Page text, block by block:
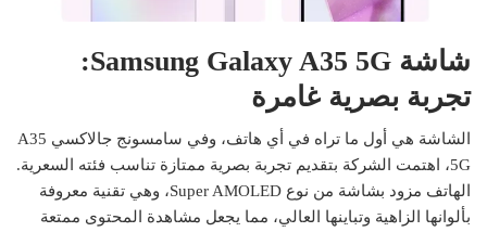
شاشة Samsung Galaxy A35 5G:
تجربة بصرية غامرة
الشاشة هي أول ما تراه في أي هاتف، وفي سامسونج جالاكسي A35
5G، اهتمت الشركة بتقديم تجربة بصرية ممتازة تناسب فئته السعرية.
الهاتف مزود بشاشة من نوع Super AMOLED، وهي تقنية معروفة
بألوانها الزاهية وتباينها العالي، مما يجعل مشاهدة المحتوى ممتعة